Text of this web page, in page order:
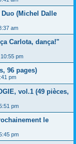
(Michel Dalle
am
Carlota, dança!"
pm
96 pages)
pm
vol.1 (49 pièces,
pm
le
pm